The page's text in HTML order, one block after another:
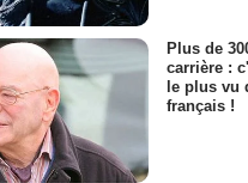
Plus de
carrière :
le plus vu
français !